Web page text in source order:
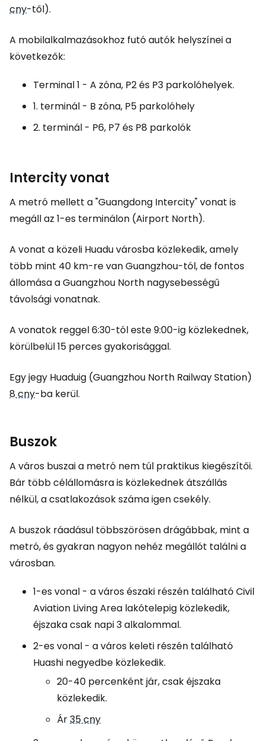
cny-től).
A mobilalkalmazásokhoz futó autók helyszínei a
következők:
Terminal 1 - A zóna, P2 és P3 parkolóhelyek.
1. terminál - B zóna, P5 parkolóhely
2. terminál - P6, P7 és P8 parkolók
Intercity vonat
A metró mellett a "Guangdong Intercity" vonat is
megáll az 1-es terminálon (Airport North).
A vonat a közeli Huadu városba közlekedik, amely
több mint 40 km-re van Guangzhou-tól, de fontos
állomása a Guangzhou North nagysebességű
távolsági vonatnak.
A vonatok reggel 6:30-tól este 9:00-ig közlekednek,
körülbelül 15 perces gyakorisággal.
Egy jegy Huaduig (Guangzhou North Railway Station)
8 cny-ba kerül.
Buszok
A város buszai a metró nem túl praktikus kiegészítői.
Bár több célállomásra is közlekednek átszállás
nélkül, a csatlakozások száma igen csekély.
A buszok ráadásul többszörösen drágábbak, mint a
metró, és gyakran nagyon nehéz megállót találni a
városban.
1-es vonal - a város északi részén találhatóCivil
Aviation Living Area lakótelepig közlekedik,
éjszaka csak napi 3 alkalommal.
2-es vonal - a város keleti részén található
Huashi negyedbe közlekedik.
20-40 percenként jár, csak éjszaka
közlekedik.
Ár35 cny